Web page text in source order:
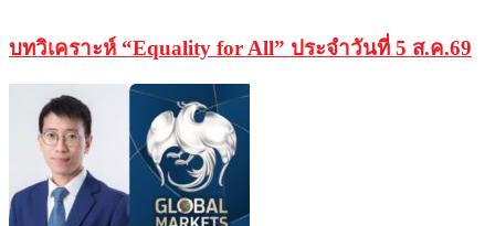
บทวิเคราะห์ “Equality for All” ประจำวันที่ 5 ส.ค.69